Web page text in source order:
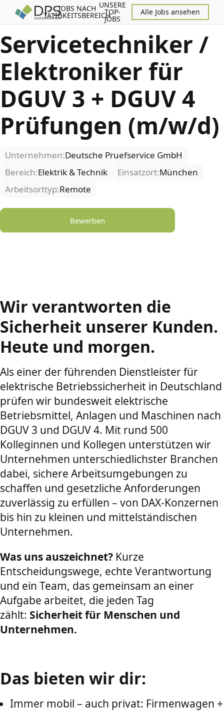
JOBS NACH
TÄTIGKEITSBEREICH
UNSERE
TOP-
JOBS
Alle Jobs ansehen
Servicetechniker /
Elektroniker für
DGUV 3 + DGUV 4
Prüfungen (m/w/d)
Unternehmen:Deutsche Pruefservice GmbH
Bereich:Elektrik & Technik Einsatzort:München
Arbeitsorttyp:Remote
Bewerben
Wir verantworten die
Sicherheit unserer Kunden.
Heute und morgen.
Als einer der führenden Dienstleister für
elektrische Betriebssicherheit in Deutschland
prüfen wir bundesweit elektrische
Betriebsmittel, Anlagen und Maschinen nach
DGUV 3 und DGUV 4. Mit rund 500
Kolleginnen und Kollegen unterstützen wir
Unternehmen unterschiedlichster Branchen
dabei, sichere Arbeitsumgebungen zu
schaffen und gesetzliche Anforderungen
zuverlässig zu erfüllen – von DAX-Konzernen
bis hin zu kleinen und mittelständischen
Unternehmen.
Was uns auszeichnet? Kurze
Entscheidungswege, echte Verantwortung
und ein Team, das gemeinsam an einer
Aufgabe arbeitet, die jeden Tag
zählt: Sicherheit für Menschen und
Unternehmen.
Das bieten wir dir:
Immer mobil – auch privat: Firmenwagen +